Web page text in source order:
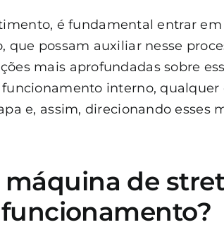
é fundamental entrar
que possam auxiliar nesse
mais aprofundadas sobre
interno, qualquer
e, assim, direcionando esses
de